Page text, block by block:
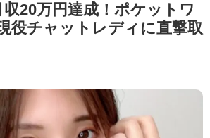
20万円達成！ポケットワ
役チャットレディに直撃取